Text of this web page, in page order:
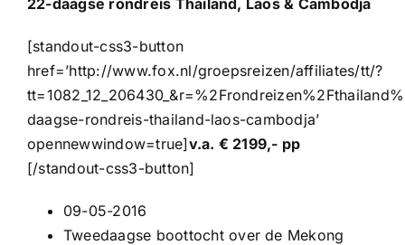
[standout-css3-button
href=’http://www.fox.nl/groepsreizen/affiliates/tt/?
daagse-rondreis-thailand-laos-cambodja’
opennewwindow=true]v.a. € 2199,- pp
[/standout-css3-button]
09-05-2016
Tweedaagse boottocht over de Mekong